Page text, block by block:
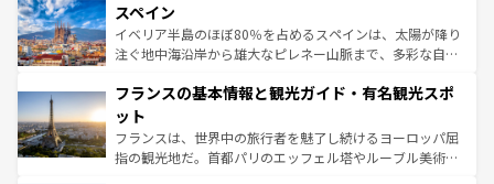
ろん、トスカーナの美しい田園風景やアマルフィ海岸の絶
景など、自然景観も見逃せない。観光の合間には、本場の
ピザやパスタなど、絶品のイタリア料理を堪能することも
ませてくれるイタリアで、忘れられない旅をしてみよう！
なお、新着のイタリア情報は
しい。
スペイン
イベリア半島のほぼ80％を占めるスペインは、太陽が降り
注ぐ地中海沿岸から雄大なピレネー山脈まで、多彩な自然
文化が根付くこの国では、情熱的なフラメンコ、熱気あふ
れる闘牛、そして美味しいタパスが生活の一部となってい
る。首都マドリードの洗練された雰囲気や、バルセロナの
アートに溢れた街角から、地方では古代ローマ遺跡や中世
フランスの基本情報と観光ガイド・有名観光スポ
ット
フランスは、世界中の旅行者を魅了し続けるヨーロッパ屈
指の観光地だ。首都パリのエッフェル塔やルーブル美術館